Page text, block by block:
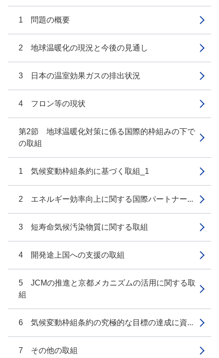
1 問題の概要
2 地球温暖化の現況と今後の見通し
3 日本の温室効果ガスの排出状況
4 フロン等の現状
第2節 地球温暖化対策に係る国際的枠組みの下で
の取組
1 気候変動枠組条約に基づく取組_1
2 エネルギー効率向上に関する国際パートナー...
3 短寿命気候汚染物質に関する取組
4 開発途上国への支援の取組
5 JCMの推進と京都メカニズムの活用に関する取
組
6 気候変動枠組条約の究極的な目標の達成に資...
7 その他の取組